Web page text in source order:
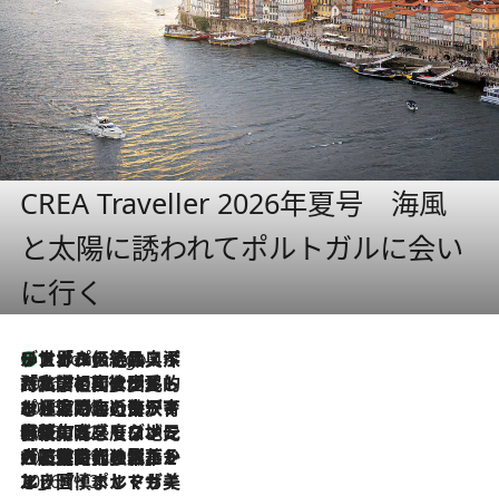
CREA Traveller 2026年夏号 海風
と太陽に誘われてポルトガルに会い
に行く
8 Hours Ago
リスボンの絶品スイーツ「パステル・デ・ナタ」とは？ポルトガル伝統の奥深い世界へ
2026.7.27
「私の祖国はポルトガル語です」国民的詩人フェルナンド・ペソアと、彼が愛した文学の街を歩く
2026.7.26
ポルトガル近海が育む極上の海の幸。キリリと冷えた白ワインと愉しむ、シーフード専門店の贅沢
2026.7.22
伝統の味をモダンに昇華。高感度な地元客が集う、リスボンの最旬ガストロノミー
2026.7.21
大航海時代の栄華から、震災、独裁、そして革命へ。ポルトガル・首都リスボンの石畳に刻まれた「歴史の光と影」
2026.7.13
エッセイ・ヤマザキマリ「慎ましくも美しき国 ポルトガル」